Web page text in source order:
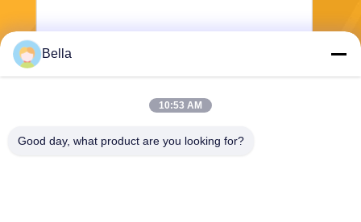
Bella
10:53 AM
Good day, what product are you looking for?